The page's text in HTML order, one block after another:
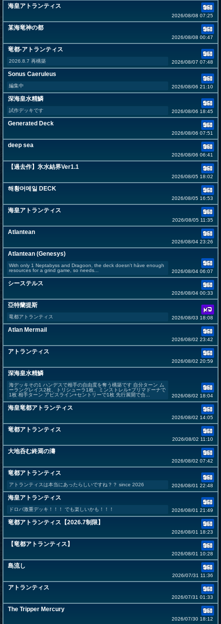
海皇アトランティス
2026/08/08 07:25
某海竜神の都
2026/08/08 00:47
竜都-アトランティス
2026.8.7 再構築 2026/08/07 07:48
Sonus Caeruleus
編集中 2026/08/06 21:10
深海皇水精鱗
試作デッキです 2026/08/06 18:45
Generated Deck
2026/08/06 07:51
deep sea
2026/08/06 06:41
【過去作】氷水結界Ver1.1
2026/08/05 18:02
해황머메일 DECK
2026/08/05 16:53
海皇アトランティス
2026/08/05 11:35
Atlantean
2026/08/04 23:26
Atlantean (Genesys)
With only 1 Neptabyss and Dragoon, the deck doesn't hàve enough
resources for a grind game, so needs...
2026/08/04 06:07
シーステルス
2026/08/04 00:33
亞特蘭提斯
竜都アトランティス 2026/08/03 18:08
Atlan Mermail
2026/08/02 23:42
アトランティス
2026/08/02 20:59
深海皇水精鱗
海デッキその1 ハンデスで相手の自由度を奪う構築です 自分ターン ム
ーラングレイス2枚、トリシューラ1枚、ミンストレル+プリマドーナで
1枚 相手ターン アビスライン+セントリーで1枚 先行展開で合...
2026/08/02 18:04
海皇竜都アトランティス
2026/08/02 14:05
竜都アトランティス
2026/08/02 11:10
大地呑む終焉の濤
2026/08/02 07:42
竜都アトランティス
アトランティスは本当にあったらしいですね？？ since 2026 2026/08/01 22:48
海皇アトランティス
ドロバ激重デッキ！！！ でも楽しいかも！！！ 2026/08/01 21:49
竜都アトランティス【2026.7制限】
2026/08/01 18:23
【竜都アトランティス】
2026/08/01 10:28
島流し
2026/07/31 11:36
アトランティス
2026/07/31 01:33
The Tripper Mercury
2026/07/30 18:12